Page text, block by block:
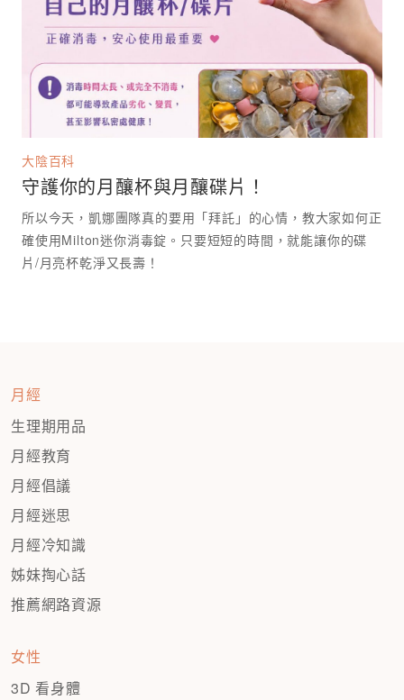
大陰百科
守護你的月釀杯與月釀碟片！
所以今天，凱娜團隊真的要用「拜託」的心情，教大家如何正
確使用Milton迷你消毒錠。只要短短的時間，就能讓你的碟
月經
生理期用品
月經教育
月經倡議
月經迷思
月經冷知識
姊妹掏心話
推薦網路資源
女性
3D 看身體